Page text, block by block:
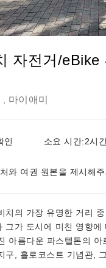
자전거/eBike
마이애미
인 소요 시간:2시
와 여권 원본을 제시해주
치의 가장 유명한 거리
그가 도시에 미친 영향에
아름다운 파스텔톤의
구, 홀로코스트 기념관,